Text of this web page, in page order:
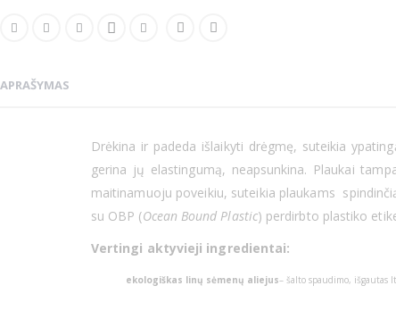
APRAŠYMAS
Drėkina ir padeda išlaikyti drėgmę, suteikia
gerina jų elastingumą, neapsunkina. Plaukai
maitinamuoju poveikiu, suteikia plaukams
su OBP (Ocean Bound Plastic) perdirbto plastiko
Vertingi aktyvieji ingredientai:
ekologiškas linų sėmenų aliejus– šalto spaudimo,